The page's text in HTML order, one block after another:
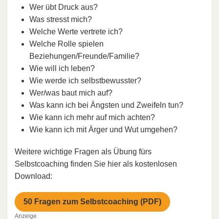
Wer übt Druck aus?
Was stresst mich?
Welche Werte vertrete ich?
Welche Rolle spielen
Beziehungen/Freunde/Familie?
Wie will ich leben?
Wie werde ich selbstbewusster?
Wer/was baut mich auf?
Was kann ich bei Ängsten und Zweifeln tun?
Wie kann ich mehr auf mich achten?
Wie kann ich mit Ärger und Wut umgehen?
Weitere wichtige Fragen als Übung fürs
Selbstcoaching finden Sie hier als kostenlosen
Download:
50 Fragen zum Selbstcoaching (PDF)
Anzeige